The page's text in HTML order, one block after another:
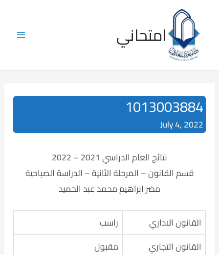
content
Main
امتحاني
1013003884
July 4, 2022
نتائج العام الدراسي 2021 – 2022
قسم القانون – المرحلة الثانية – الدراسة الصباحية
مضر ابراهيم محمد عبد الحميد
القانون الاداري
راسب
القانون التجاري
مقبول